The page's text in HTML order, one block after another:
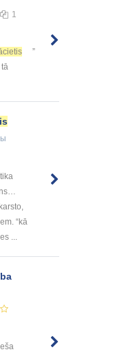
1
”
“kā
...